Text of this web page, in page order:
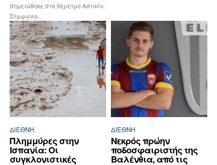
σημειώθηκε στο θέρετρο Αστούν.
Σύμφωνα...
ΔΙΕΘΝΉ
Πλημμύρες στην
Ισπανία: Οι
συγκλονιστικές
ΔΙΕΘΝΉ
Νεκρός πρώην
ποδοσφαιριστής της
Βαλένθια, από τις